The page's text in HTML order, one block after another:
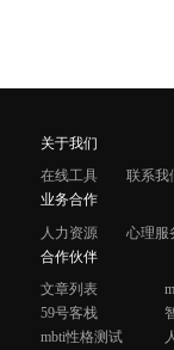
关于我们
在线工具
联系我
业务合作
人力资源
心理服
合作伙伴
文章列表
59号客栈
mbti性格测试